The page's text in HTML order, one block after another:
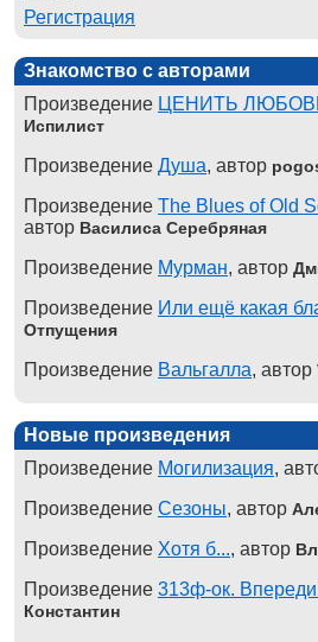
Регистрация
Знакомство с авторами
Произведение ЦЕНИТЬ
Испилист
Произведение Душа, автор
Произведение The Blues of Old
автор Василиса Серебряная
Произведение Мурман, автор
Произведение Или ещё какая
Отпущения
Произведение Вальгалла, автор
Новые произведения
Произведение Могилизация,
Произведение Сезоны, автор
Произведение Хотя б..., автор
Произведение 313ф-ок.
Константин